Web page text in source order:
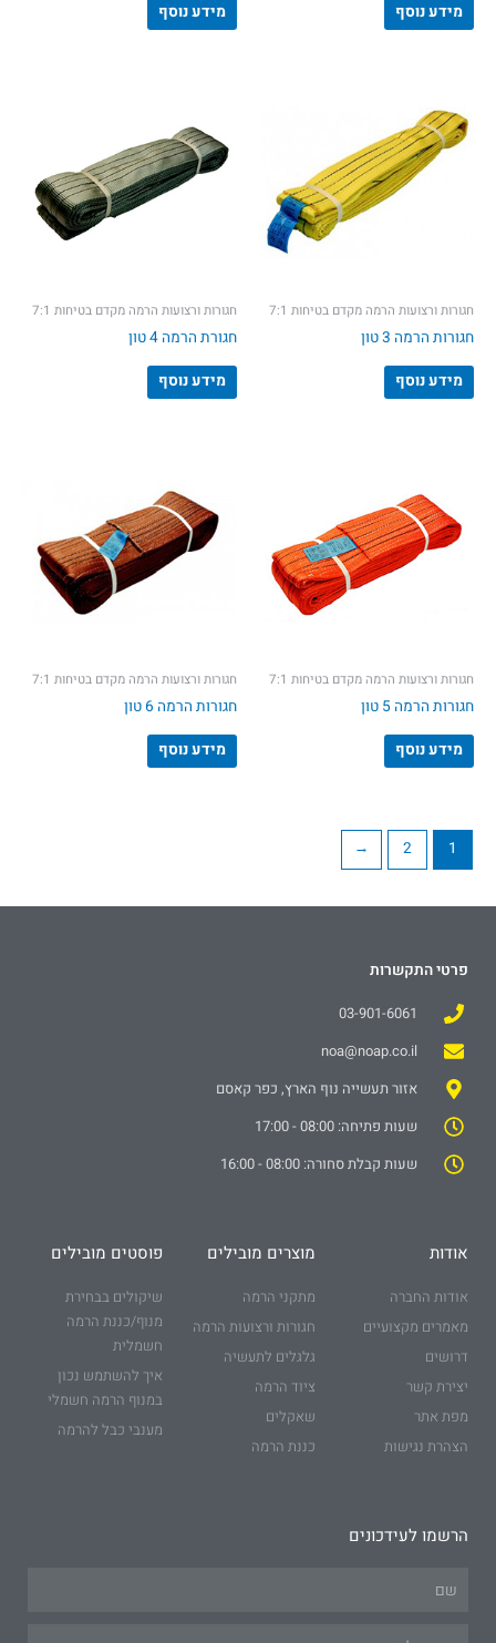
מידע נוסף
מידע נוסף
חגורות ורצועות הרמה מקדם בטיחות 7:1
חגורות הרמה 3 טון
מידע נוסף
חגורות ורצועות הרמה מקדם בטיחות 7:1
חגורת הרמה 4 טון
מידע נוסף
חגורות ורצועות הרמה מקדם בטיחות 7:1
חגורות הרמה 5 טון
מידע נוסף
חגורות ורצועות הרמה מקדם בטיחות 7:1
חגורות הרמה 6 טון
מידע נוסף
1
2
←
פרטי התקשרות
03-901-6061
noa@noap.co.il
אזור תעשייה נוף הארץ, כפר קאסם
שעות פתיחה: 08:00 - 17:00
שעות קבלת סחורה: 08:00 - 16:00
אודות
אודות החברה
מאמרים מקצועיים
דרושים
יצירת קשר
מפת אתר
הצהרת נגישות
מוצרים מובילים
מתקני הרמה
חגורות ורצועות הרמה
גלגלים לתעשיה
ציוד הרמה
שאקלים
כננת הרמה
פוסטים מובילים
שיקולים בבחירת
מנוף/כננת הרמה
חשמלית
איך להשתמש נכון
במנוף הרמה חשמלי
מענבי כבל להרמה
הרשמו לעידכונים